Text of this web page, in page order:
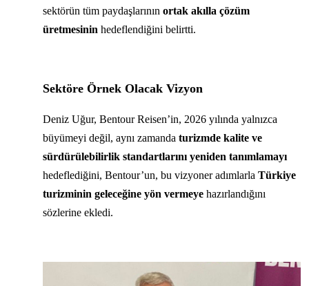
sektörün tüm paydaşlarının ortak akılla çözüm
üretmesinin hedeflendiğini belirtti.
Sektöre Örnek Olacak Vizyon
Deniz Uğur, Bentour Reisen’in, 2026 yılında yalnızca
büyümeyi değil, aynı zamanda turizmde kalite ve
sürdürülebilirlik standartlarını yeniden tanımlamayı
hedeflediğini, Bentour’un, bu vizyoner adımlarla Türkiye
turizminin geleceğine yön vermeye hazırlandığını
sözlerine ekledi.